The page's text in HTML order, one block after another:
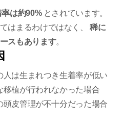
は約90%とされています。
はまるわけではなく、稀に
スもあります。
は生まれつき生着率が低い
植が行われなかった場合
皮管理が不十分だった場合